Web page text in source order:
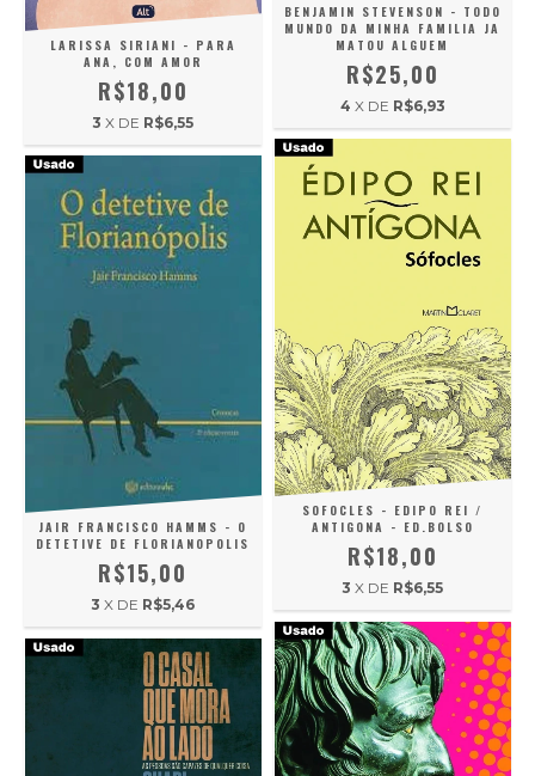
LARISSA SIRIANI - PARA
ANA, COM AMOR
R$18,00
3 X DE R$6,55
BENJAMIN STEVENSON - TODO
MUNDO DA MINHA FAMILIA JA
MATOU ALGUEM
R$25,00
4 X DE R$6,93
JAIR FRANCISCO HAMMS - O
DETETIVE DE FLORIANOPOLIS
R$15,00
3 X DE R$5,46
SOFOCLES - EDIPO REI /
ANTIGONA - ED.BOLSO
R$18,00
3 X DE R$6,55